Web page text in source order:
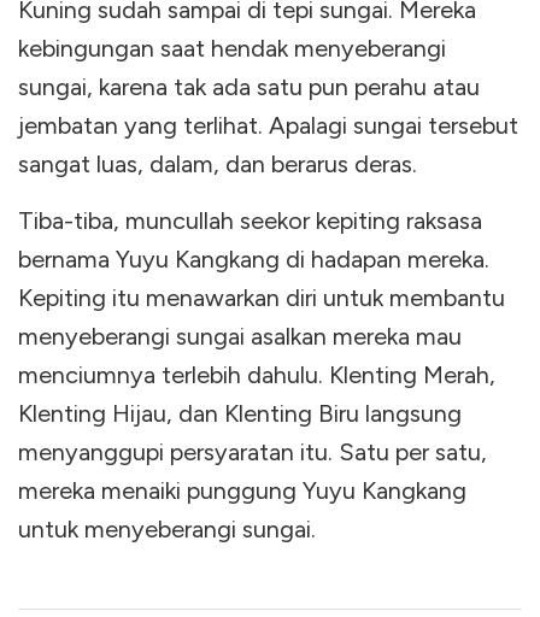
Kuning sudah sampai di tepi sungai. Mereka
kebingungan saat hendak menyeberangi
sungai, karena tak ada satu pun perahu atau
jembatan yang terlihat. Apalagi sungai tersebut
sangat luas, dalam, dan berarus deras.
Tiba-tiba, muncullah seekor kepiting raksasa
bernama Yuyu Kangkang di hadapan mereka.
Kepiting itu menawarkan diri untuk membantu
menyeberangi sungai asalkan mereka mau
menciumnya terlebih dahulu. Klenting Merah,
Klenting Hijau, dan Klenting Biru langsung
menyanggupi persyaratan itu. Satu per satu,
mereka menaiki punggung Yuyu Kangkang
untuk menyeberangi sungai.